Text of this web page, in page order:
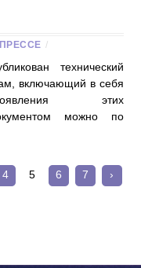
ПРЕССЕ /
технический
включающий в себя
этих
можно по
4 5 6 7 ›